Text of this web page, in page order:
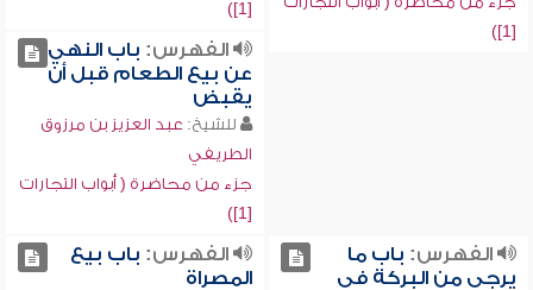
[1])
[1])
الفهرس: باب النهي
عن بيع الطعام قبل أن
يقبض
للشيخ: عبد العزيز بن مرزوق
الطريفي
جزء من محاضرة ( أبواب التجارات
[1])
الفهرس: باب ما
يرجى من البركة في
الفهرس: باب بيع
المصراة